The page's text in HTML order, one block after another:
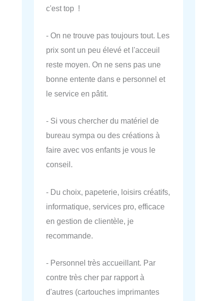
c'est top !
- On ne trouve pas toujours tout. Les
prix sont un peu élevé et l'acceuil
reste moyen. On ne sens pas une
bonne entente dans e personnel et
le service en pâtit.
- Si vous chercher du matériel de
bureau sympa ou des créations à
faire avec vos enfants je vous le
conseil.
- Du choix, papeterie, loisirs créatifs,
informatique, services pro, efficace
en gestion de clientèle, je
recommande.
- Personnel très accueillant. Par
contre très cher par rapport à
d'autres (cartouches imprimantes